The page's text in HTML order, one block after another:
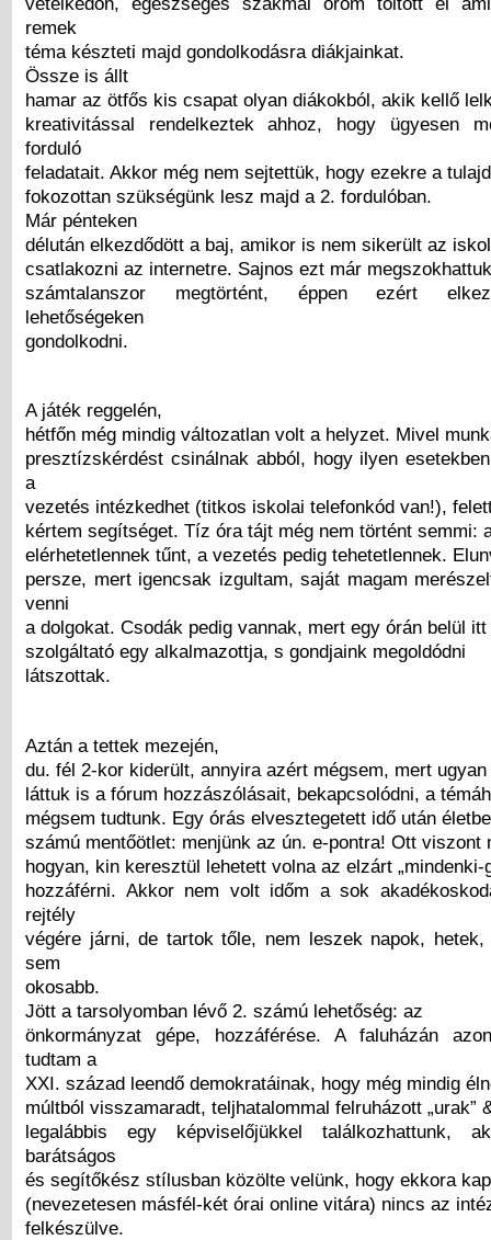
remek
téma készteti majd gondolkodásra diákjainkat.
Össze is állt
hamar az ötfős kis csapat olyan diákokból, akik kellő
kreativitással rendelkeztek ahhoz, hogy ügyesen
forduló
feladatait. Akkor még nem sejtettük, hogy ezekre a
fokozottan szükségünk lesz majd a 2. fordulóban.
Már pénteken
délután elkezdődött a baj, amikor is nem sikerült az
csatlakozni az internetre. Sajnos ezt már
számtalanszor megtörtént, éppen ezért
lehetőségeken
gondolkodni.
A játék reggelén,
hétfőn még mindig változatlan volt a helyzet. Mivel
presztízskérdést csinálnak abból, hogy ilyen
a
vezetés intézkedhet (titkos iskolai telefonkód van!),
kértem segítséget. Tíz óra tájt még nem történt semmi:
elérhetetlennek tűnt, a vezetés pedig tehetetlennek.
persze, mert igencsak izgultam, saját magam
venni
a dolgokat. Csodák pedig vannak, mert egy órán belül
szolgáltató egy alkalmazottja, s gondjaink megoldódni
látszottak.
Aztán a tettek mezején,
du. fél 2-kor kiderült, annyira azért mégsem, mert
láttuk is a fórum hozzászólásait, bekapcsolódni, a
mégsem tudtunk. Egy órás elvesztegetett idő után
számú mentőötlet: menjünk az ún. e-pontra! Ott viszont
hogyan, kin keresztül lehetett volna az elzárt „mindenki-
hozzáférni. Akkor nem volt időm a sok
rejtély
végére járni, de tartok tőle, nem leszek napok, hetek,
sem
okosabb.
Jött a tarsolyomban lévő 2. számú lehetőség: az
önkormányzat gépe, hozzáférése. A faluházán
tudtam a
XXI. század leendő demokratáinak, hogy még mindig
múltból visszamaradt, teljhatalommal felruházott „urak”
legalábbis egy képviselőjükkel találkozhattunk,
barátságos
és segítőkész stílusban közölte velünk, hogy ekkora
(nevezetesen másfél-két órai online vitára) nincs az
felkészülve.